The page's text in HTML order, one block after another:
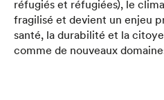
réfugiés et réfugiées), le
fragilisé et devient un enjeu
santé, la durabilité et la
comme de nouveaux